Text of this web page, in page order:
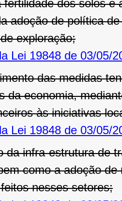
fertilidade dos solos e
adoção de polí­tica
exploração;
Lei 19848 de 03/05/
das medidas
da economia,
às iniciativas
Lei 19848 de 03/05/
da infra-estrutura de
como a adoção
nesses setores;